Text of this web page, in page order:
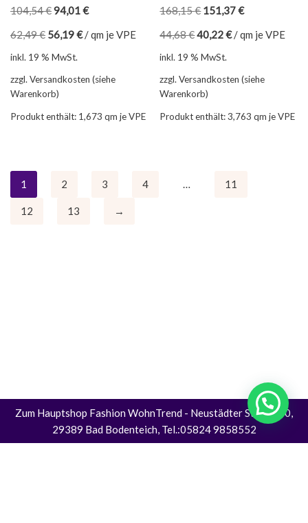
104,54€94,01€
62,49€ 56,19€/qm je VPE
inkl. 19 % MwSt.
zzgl. Versandkosten (siehe
Warenkorb)
Produkt enthält: 1,673 qm je VPE
168,15€ 151,37€
44,68€40,22€/qm je VPE
inkl. 19 % MwSt.
zzgl. Versandkosten (siehe
Warenkorb)
Produkt enthält: 3,763qm je VPE
1 2 3 4 11
12 13 →
Zum Hauptshop Fashion WohnTrend - Neustädter Straße 30,
29389 Bad Bodenteich, Tel.:05824 9858552